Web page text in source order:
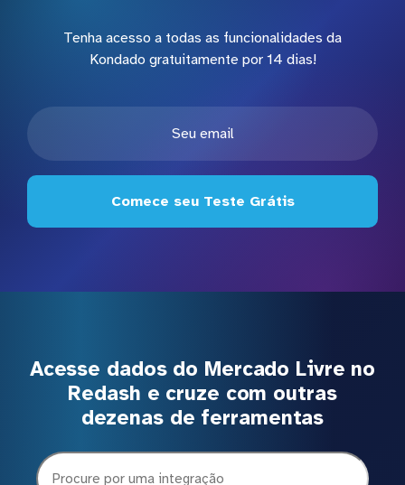
Tenha acesso a todas as funcionalidades da
Kondado gratuitamente por 14 dias!
Comece seu Teste Grátis
Acesse dados do Mercado Livre no
Redash e cruze com outras
dezenas de ferramentas